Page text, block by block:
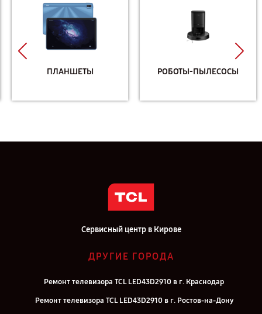
ПЛАНШЕТЫ РОБОТЫ-ПЫЛЕСОСЫ
Сервисный центр в Кирове
ДРУГИЕ ГОРОДА
Ремонт телевизора TCL LED43D2910 в г. Краснодар
Ремонт телевизора TCL LED43D2910 в г. Ростов-на-Дону